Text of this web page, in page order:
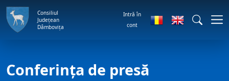
Consiliul
Județean
Dâmbovița
Intră în
cont
Conferința de presă